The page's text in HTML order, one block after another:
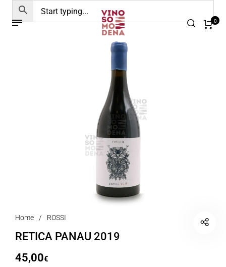
0
Home / ROSSI
RETICA PANAU 2019
45,00€